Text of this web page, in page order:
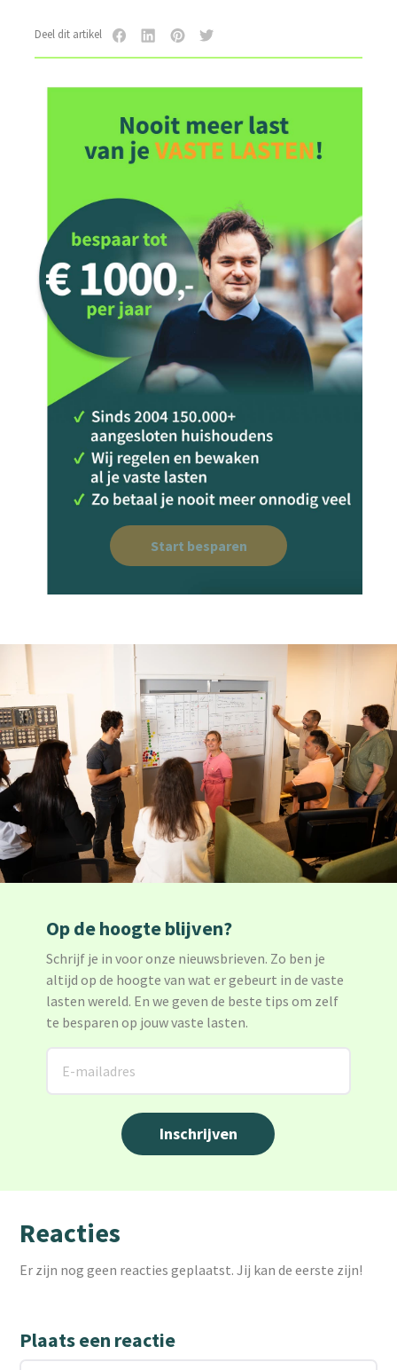
Deel dit artikel
Start besparen
Op de hoogte blijven?
Schrijf je in voor onze nieuwsbrieven. Zo ben je
altijd op de hoogte van wat er gebeurt in de vaste
lasten wereld. En we geven de beste tips om zelf
te besparen op jouw vaste lasten.
Reacties
Er zijn nog geen reacties geplaatst. Jij kan de eerste zijn!
Plaats een reactie